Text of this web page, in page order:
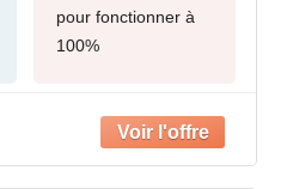
pour fonctionner à
100%